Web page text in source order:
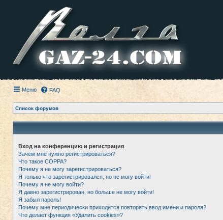
Меню FAQ
Список форумов
Вход на конференцию и регистрация
Зачем мне нужно регистрироваться?
Что такое COPPA?
Почему я не могу зарегистрироваться?
Я только что зарегистрировался, но не могу войти!
Почему я не могу войти?
Я давно зарегистрирован, но больше не могу войти!
Я забыл пароль!
Почему мне периодически приходится повторять ввод имени и пароля?
Что делает функция «Удалить cookies»?